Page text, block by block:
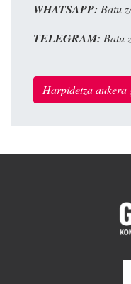
WHATSAPP: Batu
TELEGRAM: Batu
Harpidetza aukera